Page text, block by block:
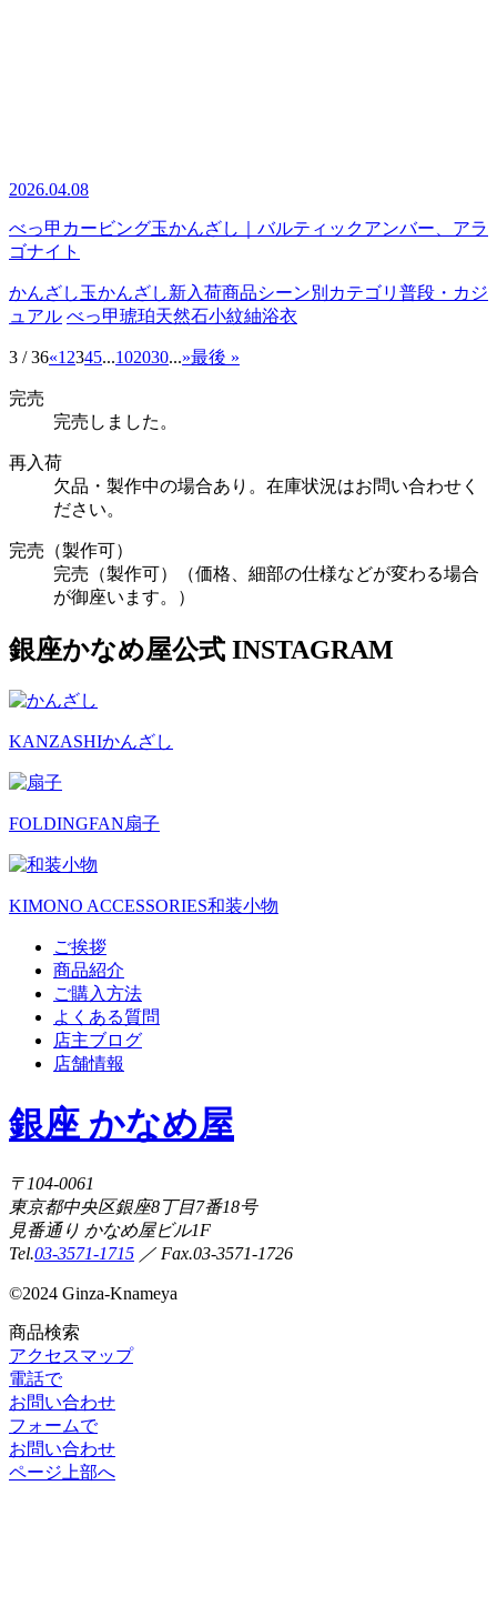
2026.04.08
べっ甲カービング玉かんざし｜バルティックアンバー、アラ
ゴナイト
かんざし玉かんざし新入荷商品シーン別カテゴリ 普段・カジ
ュアル べっ甲琥珀天然石小紋紬浴衣
3 / 36«1 2345...102030...»最後 »
完売
完売しました。
再入荷
欠品・製作中の場合あり。在庫状況はお問い合わせく
ださい。
完売（製作可）
完売（製作可）（価格、細部の仕様などが変わる場合
が御座います。）
銀座かなめ屋公式 INSTAGRAM
KANZASHIかんざし
FOLDINGFAN扇子
KIMONO ACCESSORIES和装小物
ご挨拶
商品紹介
ご購入方法
よくある質問
店主ブログ
店舗情報
銀座 かなめ屋
〒104-0061
東京都中央区銀座8丁目7番18号
見番通り かなめ屋ビル1F
Tel.03-3571-1715 ／ Fax.03-3571-1726
©2024 Ginza-Knameya
商品検索
アクセスマップ
電話で
お問い合わせ
フォームで
お問い合わせ
ページ上部へ